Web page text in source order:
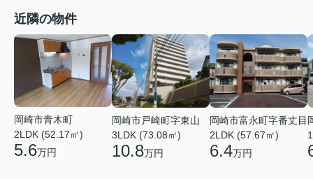
近隣の物件
岡崎市青木町
2LDK (52.17㎡)
5.6万円
岡崎市戸崎町字東山
3LDK (73.08㎡)
10.8万円
岡崎市富永町字番丈目
2LDK (57.67㎡)
6.4万円